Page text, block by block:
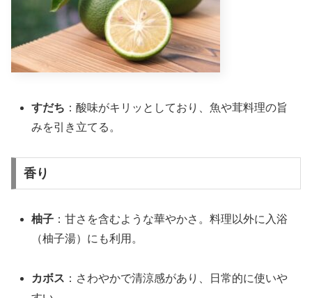
すだち ：酸味がキリッとしており、魚や茸料理の旨
みを引き立てる。
香り
柚子 ：甘さを含むような華やかさ。料理以外に入浴
（柚子湯）にも利用。
カボス ：さわやかで清涼感があり、日常的に使いや